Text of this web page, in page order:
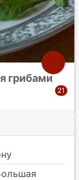
грибами